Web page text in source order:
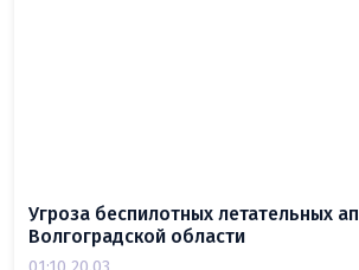
Угроза беспилотных летательных
Волгоградской области